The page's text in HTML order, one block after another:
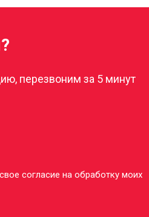
перезвоним за 5 минут
согласие на обработку моих